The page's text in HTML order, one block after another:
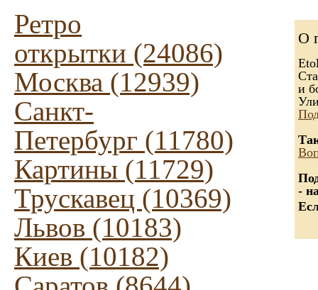
Ретро
открытки (24086)
Москва (12939)
Санкт-
Петербург (11780)
Картины (11729)
Трускавец (10369)
Львов (10183)
Киев (10182)
О
Eto
и
-